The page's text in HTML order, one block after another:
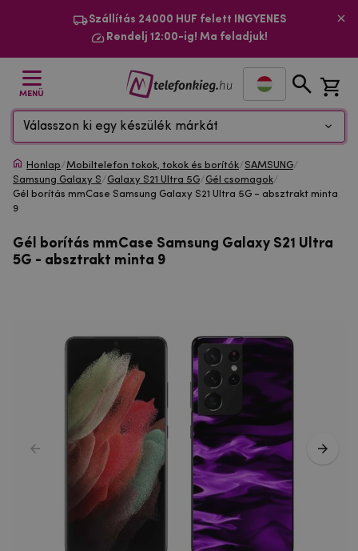
Szállítás 24000 HUF felett INGYENES
Rendelj 12:00-ig! Ma feladjuk!
MENÜ
Válasszon ki egy készülék márkát
Honlap/Mobiltelefon tokok, tokok és borítók/SAMSUNG/
Samsung Galaxy S/Galaxy S21 Ultra 5G/Gél csomagok/
Gél borítás mmCase Samsung Galaxy S21 Ultra 5G - absztrakt minta
9
Gél borítás mmCase Samsung Galaxy S21 Ultra
5G - absztrakt minta 9